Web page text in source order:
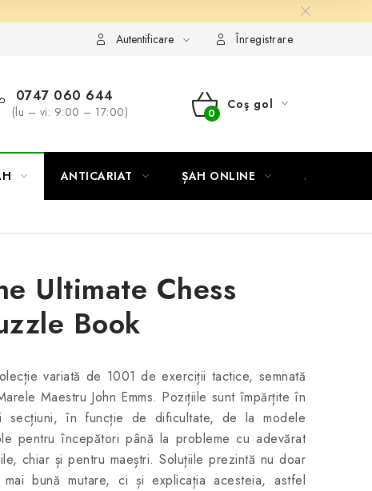
Autentificare Înregistrare
0747 060 644
(lu – vi: 9:00 – 17:00)
COŞ
CUMPĂRĂTURI
Coş gol
ANTICARIAT ȘAH ONLINE MERCH
Ultimate Chess
Book
variată de 1001 de exerciții tactice, semnată
Maestru John Emms. Pozițiile sunt împărțite în
secțiuni, în funcție de dificultate, de la modele
pentru începători până la probleme cu adevărat
chiar și pentru maeștri. Soluțiile prezintă nu doar
bună mutare, ci și explicația acesteia, astfel